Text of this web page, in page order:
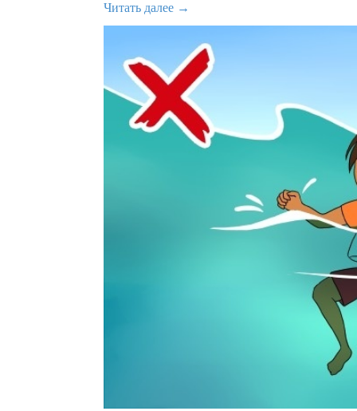
Читать далее →